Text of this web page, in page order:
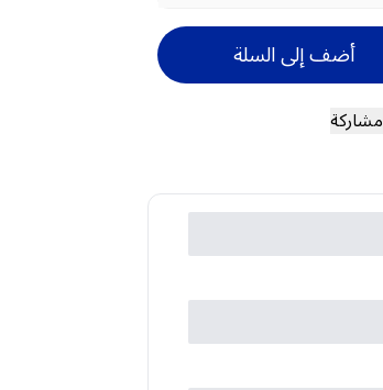
أضف إلى السلة
مشاركة